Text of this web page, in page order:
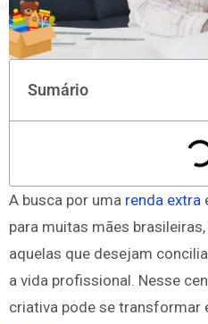
Monitore todos os mercados no TradingView
Sumário
A busca por uma renda extra
para muitas mães
aquelas que desejam
a vida profissional. Nesse
criativa pode se transformar